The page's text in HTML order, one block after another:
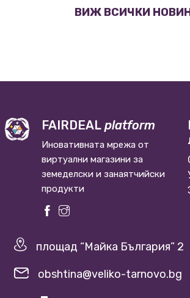
ВИЖ ВСИЧКИ
FAIRDEAL platform
Иновативната мрежа от
виртуални магазини за
земеделски и занаятчийски
продукти
площад “Майка България” 2
obshtina@veliko-tarnovo.bg